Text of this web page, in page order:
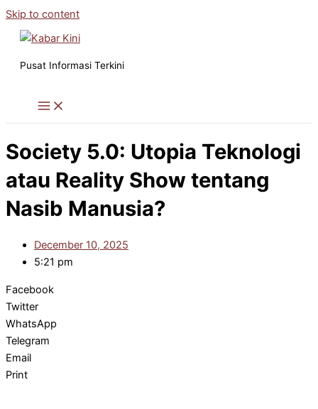
Skip to content
Pusat Informasi Terkini
Society 5.0: Utopia Teknologi
atau Reality Show tentang
Nasib Manusia?
December 10, 2025
5:21 pm
Facebook
Twitter
WhatsApp
Telegram
Email
Print